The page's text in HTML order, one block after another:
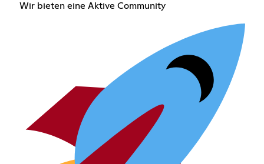
Wir bieten eine Aktive Community